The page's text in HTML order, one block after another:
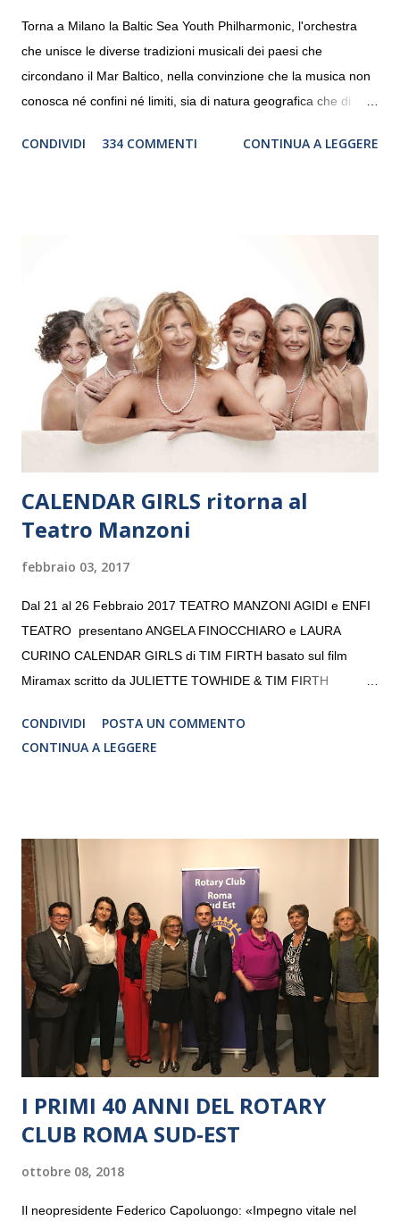
Torna a Milano la Baltic Sea Youth Philharmonic, l'orchestra
che unisce le diverse tradizioni musicali dei paesi che
circondano il Mar Baltico, nella convinzione che la musica non
conosca né confini né limiti, sia di natura geografica che di
debutterà il 10 settembre a Heiden, in Germania, e toccherà, in
“Settembre dell’Accademia” dove si esibirà per il secondo anno
consecutivo. Il pubblico milanese avrà il piacere di applaudire i
giovani artisti della Baltic Sea Youth Philharmonic per la quarta
volta. L’orchestra, fondata nel 2008 da Kristjan Järvi (affiancato
da un prestigioso consiglio di consulent...
CONDIVIDI 334 COMMENTI CONTINUA A LEGGERE
CALENDAR GIRLS ritorna al
Teatro Manzoni
febbraio 03, 2017
Dal 21 al 26 Febbraio 2017 TEATRO MANZONI AGIDI e ENFI
TEATRO presentano ANGELA FINOCCHIARO e LAURA
CURINO CALENDAR GIRLS di TIM FIRTH basato sul film
Miramax scritto da JULIETTE TOWHIDE & TIM FIRTH
CRISTINA PEZZOLI
CONDIVIDI
POSTA UN COMMENTO
CONTINUA A LEGGERE
I PRIMI 40 ANNI DEL ROTARY
CLUB ROMA SUD-EST
ottobre 08, 2018
Il neopresidente Federico Capoluongo: «Impegno vitale nel